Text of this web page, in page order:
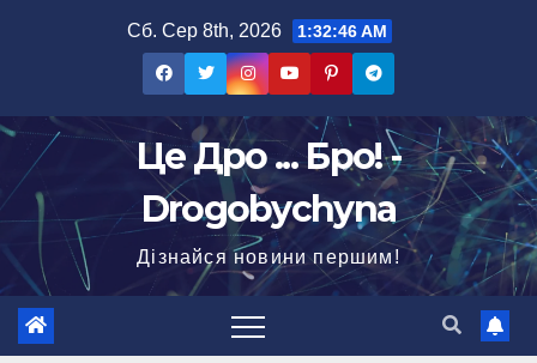
Сб. Сер 8th, 2026 1:32:47 AM
Це Дро ... Бро! -
Drogobychyna
Дізнайся новини першим!